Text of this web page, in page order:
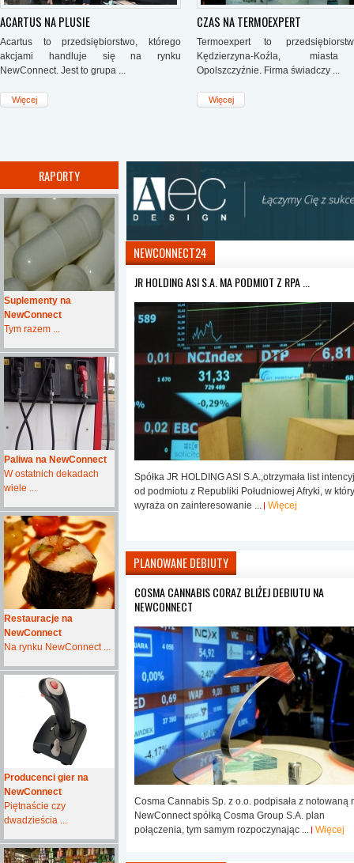
ACARTUS NA PLUSIE
Acartus to przedsiębiorstwo, którego
akcjami handluje się na rynku
NewConnect. Jest to grupa ...
Więcej
CZAS NA TERMOEXPERT
Termoexpert to
Kędzierzyna-Koźla,
Opolszczyźnie. Firma świadczy ...
Więcej
RAPORTY
Suplementy na
NewConnect
Tym razem ...
Paliwa na NewConnect
W ostatnich dekadach
wiele ...
Restauracje na
NewConnect
Na rynku NewConnect ...
Producenci gier na
NewConnect
Piętnaście czy
dwadzieścia ...
NEWCONNECT24
JR HOLDING ASI S.A. MA PODMIOT Z RPA ...
Spółka JR HOLDING ASI S.A.,otrzymała list
od podmiotu z Republiki Południowej Afryki, w
wyraża on zainteresowanie ... Więcej
PLANOWANE DEBIUTY
COSMA CANNABIS CORAZ BLIŻEJ DEBIUTU NA
NEWCONNECT
Cosma Cannabis Sp. z o.o. podpisała z notowaną
NewConnect spółką Cosma Group S.A. plan
połączenia, tym samym rozpoczynając ... Więcej